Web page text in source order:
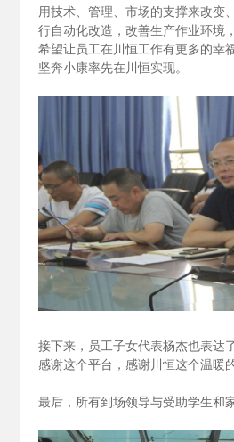
用技术、管理、市场的支撑来改变
行自动化改造，改善生产作业环境
希望让员工在川恒工作有更多的幸
坚奔小康率先在川恒实现。
接下来，员工子女代表杨杰也表达
感谢这个平台，感谢川恒这个温暖
最后，所有到场领导与受助学生和